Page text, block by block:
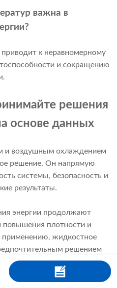
важна в
к неравномерному
и сокращению
решения
основе данных
и воздушным охлаждением
решение. Он напрямую
системы, безопасность и
результаты.
энергии продолжают
повышения плотности и
применению, жидкостное
решением
правильный выбор в
требований